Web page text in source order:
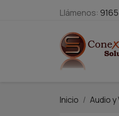
Llámenos:
Inicio Audio y